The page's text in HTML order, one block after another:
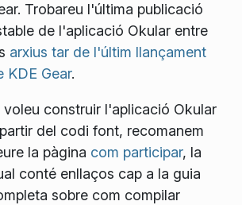
Trobareu l'última publicació
de l'aplicació Okular entre
arxius tar de l'últim llançament
KDE Gear.
voleu construir l'aplicació Okular
del codi font, recomanem
la pàgina com participar, la
conté enllaços cap a la guia
sobre com compilar